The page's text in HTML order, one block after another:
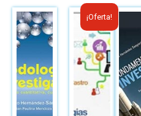
¡Oferta!
El
precio
original
era:
B/.43.06.
El
precio
actual
es:
B/.30.00.